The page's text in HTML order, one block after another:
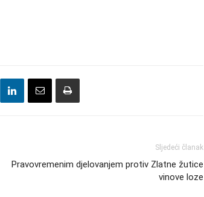
Sljedeći članak
Pravovremenim djelovanjem protiv Zlatne žutice
vinove loze